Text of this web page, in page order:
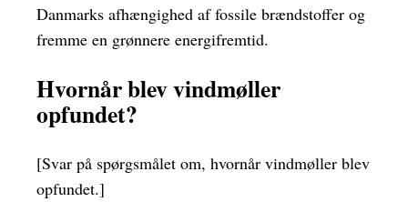
Danmarks afhængighed af fossile brændstoffer og
fremme en grønnere energifremtid.
Hvornår blev vindmøller
opfundet?
[Svar på spørgsmålet om, hvornår vindmøller blev
opfundet.]